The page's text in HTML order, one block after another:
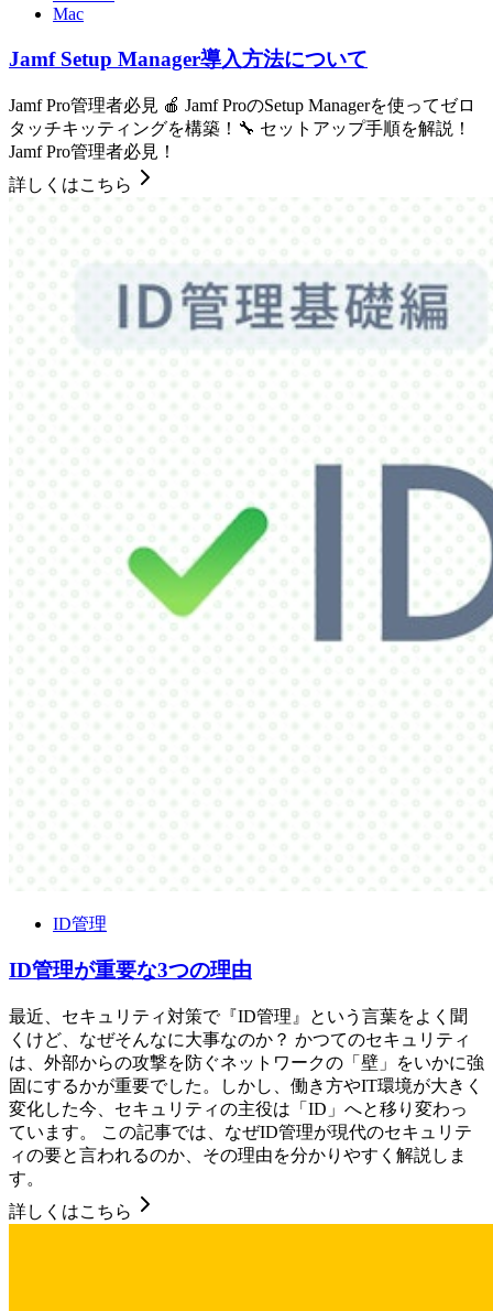
Mac
Jamf Setup Manager導入方法について
Jamf Pro管理者必見 🍎 Jamf ProのSetup Managerを使ってゼロ
タッチキッティングを構築！🔧 セットアップ手順を解説！
Jamf Pro管理者必見！
詳しくはこちら
ID管理
ID管理が重要な3つの理由
最近、セキュリティ対策で『ID管理』という言葉をよく聞
くけど、なぜそんなに大事なのか？ かつてのセキュリティ
は、外部からの攻撃を防ぐネットワークの「壁」をいかに強
固にするかが重要でした。しかし、働き方やIT環境が大きく
変化した今、セキュリティの主役は「ID」へと移り変わっ
ています。 この記事では、なぜID管理が現代のセキュリテ
ィの要と言われるのか、その理由を分かりやすく解説しま
す。
詳しくはこちら